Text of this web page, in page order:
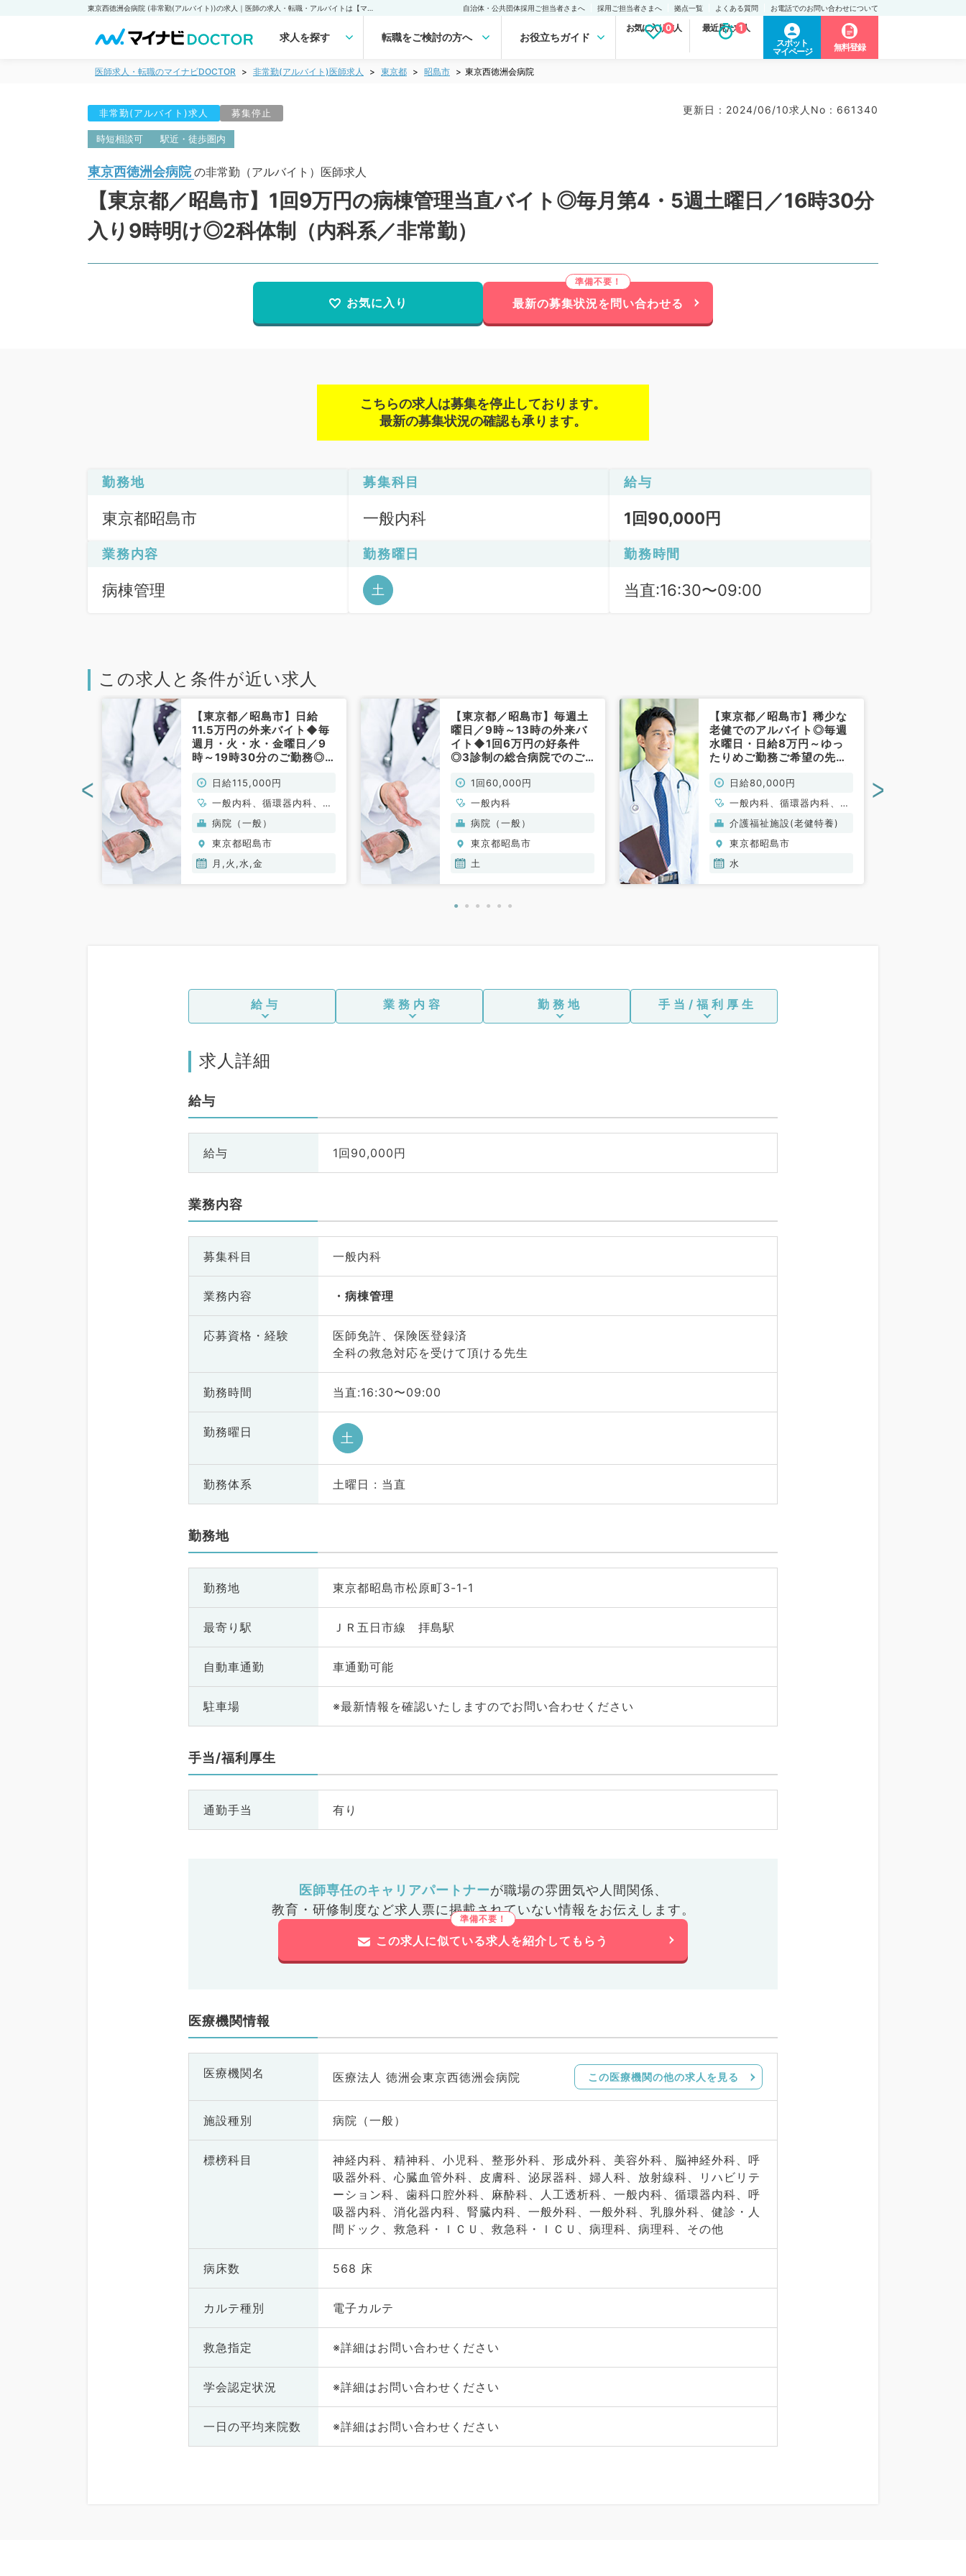
自治体・公共団体採用ご担当者さまへ 採用ご担当者さまへ 拠点一覧 よくある質問 お電話でのお問い合わせについて
求人を探す 転職をご検討の方へ お役立ちガイド
お気に入り求人
0 最近見た求人
1
スポット
マイページ
無料登録
医師求人・転職のマイナビDOCTOR 非常勤(アルバイト)医師求人 東京都 昭島市 東京西徳洲会病院
非常勤(アルバイト)求人 募集停止 更新日 : 2024/06/10求人No : 661340
時短相談可 駅近・徒歩圏内
東京西徳洲会病院の非常勤（アルバイト）医師求人
【東京都／昭島市】1回9万円の病棟管理当直バイト◎毎月第4・5週土曜日／16時30分
入り9時明け◎2科体制（内科系／非常勤）
お気に入り 最新の募集状況を問い合わせる
こちらの求人は募集を停止しております。
最新の募集状況の確認も承ります。
勤務地
東京都昭島市
募集科目
一般内科
給与
1回90,000円
業務内容
病棟管理
勤務曜日
土
勤務時間
当直:16:30〜09:00
この求人と条件が近い求人
【東京都／昭島市】日給
11.5万円の外来バイト◆毎
週月・火・水・金曜日／9
時～19時30分のご勤務◎3
です（内科系／非常勤）
日給115,000円
一般内科、循環器内科、呼
吸器内科、消化器内科、内
分泌・代謝内科
病院（一般）
東京都昭島市
月,火,水,金
【東京都／昭島市】毎週土
曜日／9時～13時の外来バ
イト◆1回6万円の好条件
◎3診制の総合病院でのご
勤）1回60,000円
一般内科
病院（一般）
東京都昭島市
土
【東京都／昭島市】稀少な
老健でのアルバイト◎毎週
水曜日・日給8万円～ゆっ
たりめご勤務ご希望の先生
／非常勤）
日給80,000円
一般内科、循環器内科、呼
吸器内科、消化器内科、内
分泌・代謝内科、腎臓内
科、血液内科
介護福祉施設(老健特養)
東京都昭島市
水
< >
給与 業務内容 勤務地 手当/福利厚生
求人詳細
給与
給与 1回90,000円
業務内容
募集科目 一般内科
業務内容 病棟管理
応募資格・ 経験
医師免許、保険医登録済
全科の救急対応を受けて頂ける先生
勤務時間 当直:16:30〜09:00
勤務曜日 土
勤務体系 土曜日 : 当直
勤務地
勤務地 東京都昭島市松原町3-1-1
最寄り駅 ＪＲ五日市線 拝島駅
自動車通勤 車通勤可能
駐車場 ※最新情報を確認いたしますのでお問い合わせください
手当/福利厚生
通勤手当 有り
医師専任のキャリアパートナーが職場の雰囲気や人間関係、
教育・研修制度など求人票に掲載されていない情報をお伝えします。
この求人に似ている求人を紹介してもらう
医療機関情報
医療機関名 医療法人 徳洲会東京西徳洲会病院 この医療機関の他の求人を見る
施設種別 病院（一般）
標榜科目
神経内科、精神科、小児科、整形外科、形成外科、美容外科、脳神経外科、呼
吸器外科、心臓血管外科、皮膚科、泌尿器科、婦人科、放射線科、リハビリテ
ーション科、歯科口腔外科、麻酔科、人工透析科、一般内科、循環器内科、呼
吸器内科、消化器内科、腎臓内科、一般外科、一般外科、乳腺外科、健診・人
間ドック、救急科・ＩＣＵ、救急科・ＩＣＵ、病理科、病理科、その他
病床数 568 床
カルテ種別 電子カルテ
救急指定 ※詳細はお問い合わせください
学会認定状況 ※詳細はお問い合わせください
一日の平均来院数 ※詳細はお問い合わせください